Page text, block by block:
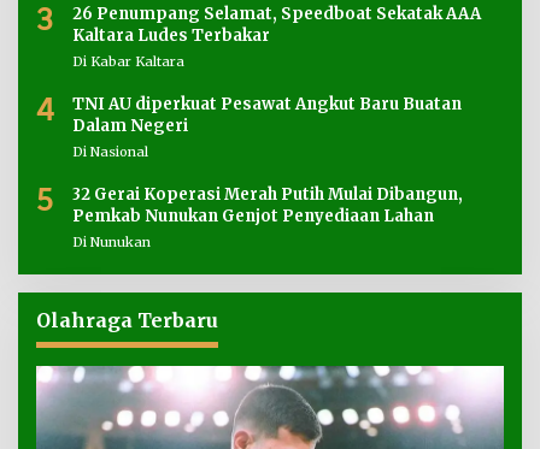
3
26 Penumpang Selamat, Speedboat Sekatak AAA
Kaltara Ludes Terbakar
Di Kabar Kaltara
4
TNI AU diperkuat Pesawat Angkut Baru Buatan
Dalam Negeri
Di Nasional
5
32 Gerai Koperasi Merah Putih Mulai Dibangun,
Pemkab Nunukan Genjot Penyediaan Lahan
Di Nunukan
Olahraga Terbaru